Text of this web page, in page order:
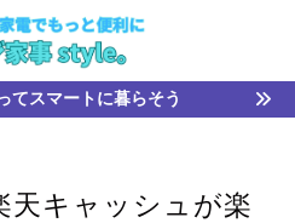
てスマートに暮らそう
天キャッシュが楽